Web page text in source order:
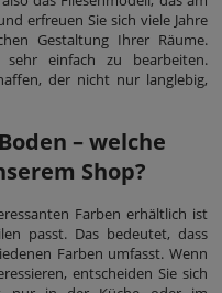
erfreuen Sie sich viele Jahre
Gestaltung Ihrer Räume.
einfach zu bearbeiten.
der nicht nur langlebig,
– welche
Shop?
Farben erhältlich ist
passt. Das bedeutet, dass
Farben umfasst. Wenn
entscheiden Sie sich